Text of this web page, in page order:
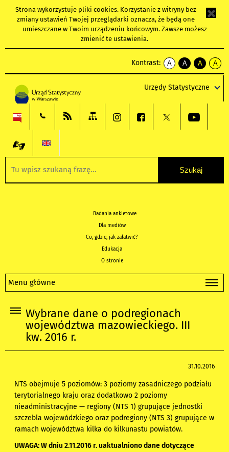
Strona wykorzystuje pliki cookies. Korzystanie z witryny bez
zmiany ustawień Twojej przeglądarki oznacza, że będą one
umieszczane w Twoim urządzeniu końcowym. Zawsze możesz
zmienić te ustawienia.
Kontrast:
A
kontrast
A
kontrast
tekst
czarnym
A
kontrast
tekst
czarnym
A
tekst
żółtym
Urzędy Statystyczne
Badania ankietowe
Dla mediów
Co, gdzie, jak załatwić?
Edukacja
O stronie
Menu główne
Wybrane dane o podregionach
województwa mazowieckiego. III
kw. 2016 r.
31.10.2016
NTS obejmuje 5 poziomów: 3 poziomy zasadniczego podziału
terytorialnego kraju oraz dodatkowo 2 poziomy
nieadministracyjne — regiony (NTS 1) grupujące jednostki
szczebla wojewódzkiego oraz podregiony (NTS 3) grupujące w
ramach województwa kilka do kilkunastu powiatów.
UWAGA: W dniu 2.11.2016 r. uaktualniono dane dotyczące